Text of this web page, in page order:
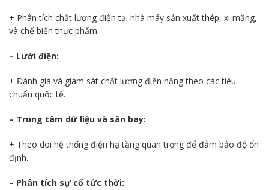
+ Phân tích chất lượng điện tại nhà máy sản xuất thép, xi măng,
và chế biến thực phẩm.
– Lưới điện:
+ Đánh giá và giám sát chất lượng điện năng theo các tiêu
chuẩn quốc tế.
– Trung tâm dữ liệu và sân bay:
+ Theo dõi hệ thống điện hạ tầng quan trọng để đảm bảo độ ổn
định.
– Phân tích sự cố tức thời: